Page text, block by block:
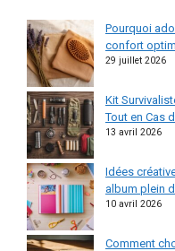
Pourquoi
confort
29 juillet 2026
Kit
Tout en Cas
13 avril 2026
Idées
album plein
10 avril 2026
Comment